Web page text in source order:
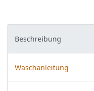
Beschreibung
Waschanleitung